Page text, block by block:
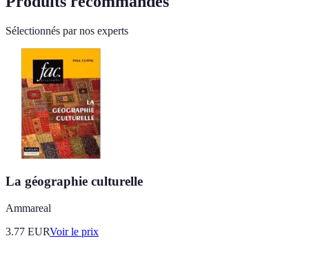
Sélectionnés par nos experts
La géographie culturelle
Ammareal
3.77 EURVoir le prix